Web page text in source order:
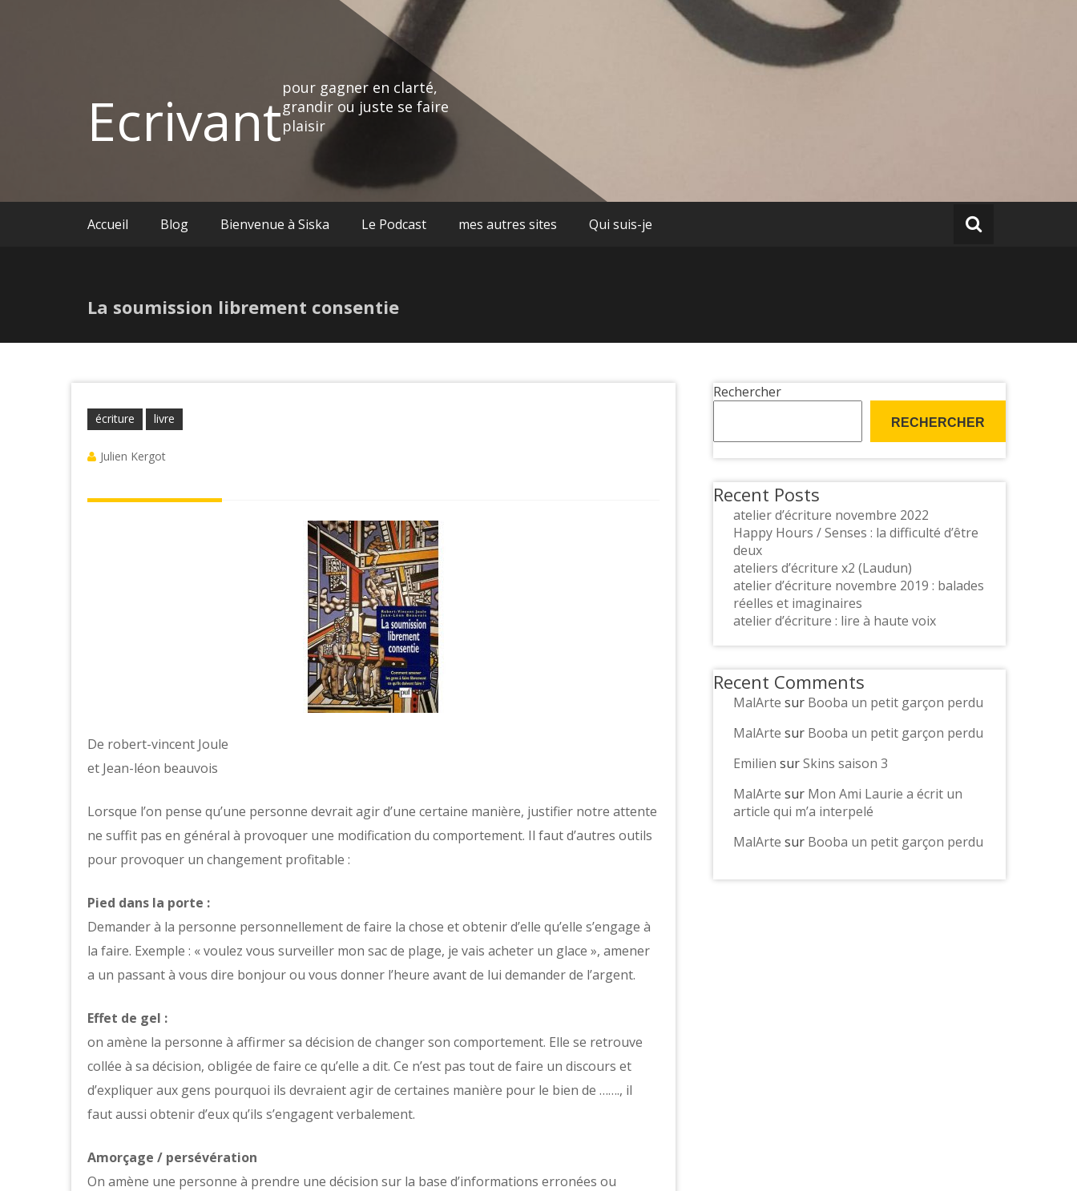
Ecrivantpour gagner en clarté,
grandir ou juste se faire
plaisir
Accueil Blog Bienvenue à Siska Le Podcast mes autres sites Qui suis-je
La soumission librement consentie
écriture livre
Julien Kergot
De robert-vincent Joule
et Jean-léon beauvois
Lorsque l’on pense qu’une personne devrait agir d’une certaine manière, justifier notre attente
ne suffit pas en général à provoquer une modification du comportement. Il faut d’autres outils
pour provoquer un changement profitable :
Pied dans la porte :
Demander à la personne personnellement de faire la chose et obtenir d’elle qu’elle s’engage à
la faire. Exemple : « voulez vous surveiller mon sac de plage, je vais acheter un glace », amener
a un passant à vous dire bonjour ou vous donner l’heure avant de lui demander de l’argent.
Effet de gel :
on amène la personne à affirmer sa décision de changer son comportement. Elle se retrouve
collée à sa décision, obligée de faire ce qu’elle a dit. Ce n’est pas tout de faire un discours et
d’expliquer aux gens pourquoi ils devraient agir de certaines manière pour le bien de ……., il
faut aussi obtenir d’eux qu’ils s’engagent verbalement.
Amorçage / persévération
On amène une personne à prendre une décision sur la base d’informations erronées ou
Rechercher
RECHERCHER
Recent Posts
atelier d’écriture novembre 2022
Happy Hours / Senses : la difficulté d’être
deux
ateliers d’écriture x2 (Laudun)
atelier d’écriture novembre 2019 : balades
réelles et imaginaires
atelier d’écriture : lire à haute voix
Recent Comments
MalArte sur Booba un petit garçon perdu
MalArte sur Booba un petit garçon perdu
Emilien surSkins saison 3
MalArte sur Mon Ami Laurie a écrit un
article qui m’a interpelé
MalArte sur Booba un petit garçon perdu